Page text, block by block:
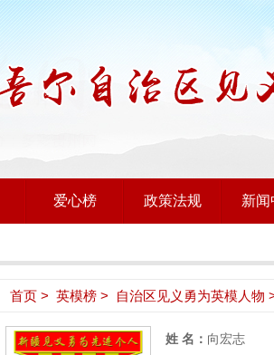
爱心榜 政策法规 新闻
首页 > 英模榜 > 自治区见义勇为英模人物
姓 名： 向宏志